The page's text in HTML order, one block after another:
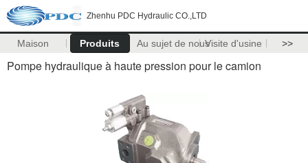
Zhenhu PDC Hydraulic CO.,LTD
Maison Produits Au sujet de nousVisite d'usine >>
Pompe hydraulique à haute pression pour le camion